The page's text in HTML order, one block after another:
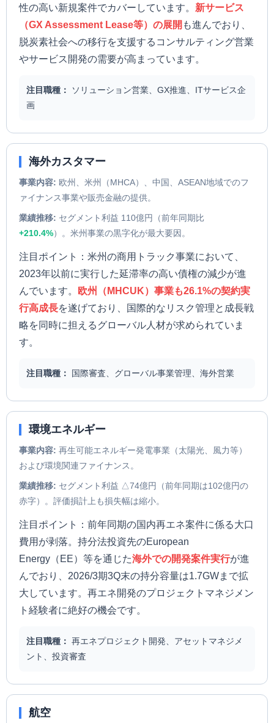
性の高い新規案件でカバーしています。 新サービス
（GX Assessment Lease等）の展開 も進んでおり、
脱炭素社会への移行を支援するコンサルティング営業
やサービス開発の需要が高まっています。
注目職種：
ソリューション営業、GX推進、ITサービス企
画
海外カスタマー
事業内容: 欧州、米州（MHCA）、中国、ASEAN地域でのフ
ァイナンス事業や販売金融の提供。
業績推移: セグメント利益 110億円（前年同期比
+210.4%）。米州事業の黒字化が最大要因。
注目ポイント：米州の商用トラック事業において、
2023年以前に実行した延滞率の高い債権の減少が進
んでいます。
欧州（MHCUK）事業も26.1%の契約実
行高成長を遂げており、国際的なリスク管理と成長戦
略を同時に担えるグローバル人材が求められていま
す。
注目職種： 国際審査、グローバル事業管理、海外営業
環境エネルギー
事業内容: 再生可能エネルギー発電事業（太陽光、風力等）
および環境関連ファイナンス。
業績推移: セグメント利益 △74億円（前年同期は102億円の
赤字）。評価損計上も損失幅は縮小。
注目ポイント：前年同期の国内再エネ案件に係る大口
費用が剥落。持分法投資先のEuropean
Energy（EE）等を通じた海外での開発案件実行が進
んでおり、2026/3期3Q末の持分容量は1.7GWまで拡
大しています。再エネ開発のプロジェクトマネジメン
ト経験者に絶好の機会です。
注目職種： 再エネプロジェクト開発、アセットマネジメ
ント、投資審査
航空